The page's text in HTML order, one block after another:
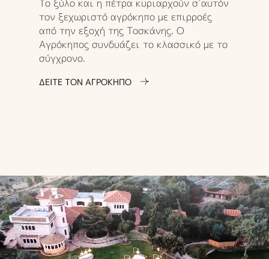
Το ξύλο και η πέτρα κυριαρχούν σ΄αυτόν
τον ξεχωριστό αγρόκηπο με επιρροές
από την εξοχή της Τοσκάνης. Ο
Αγρόκηπος συνδυάζει το κλασσικό με το
σύγχρονο.
ΔΕΙΤΕ ΤΟΝ ΑΓΡΟΚΗΠΟ